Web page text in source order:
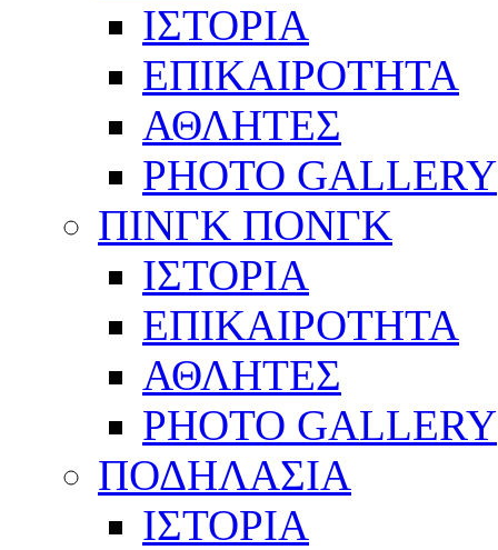
ΙΣΤΟΡΙΑ
ΕΠΙΚΑΙΡΟΤΗΤΑ
ΑΘΛΗΤΕΣ
PHOTO GALLERY
ΠΙΝΓΚ ΠΟΝΓΚ
ΙΣΤΟΡΙΑ
ΕΠΙΚΑΙΡΟΤΗΤΑ
ΑΘΛΗΤΕΣ
PHOTO GALLERY
ΠΟΔΗΛΑΣΙΑ
ΙΣΤΟΡΙΑ